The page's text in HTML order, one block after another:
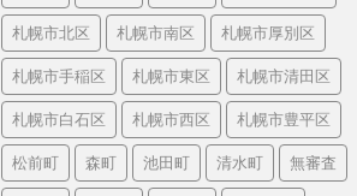
札幌市北区 札幌市南区 札幌市厚別区
札幌市手稲区 札幌市東区 札幌市清田区
札幌市白石区 札幌市西区 札幌市豊平区
松前町 森町 池田町 清水町 無審査